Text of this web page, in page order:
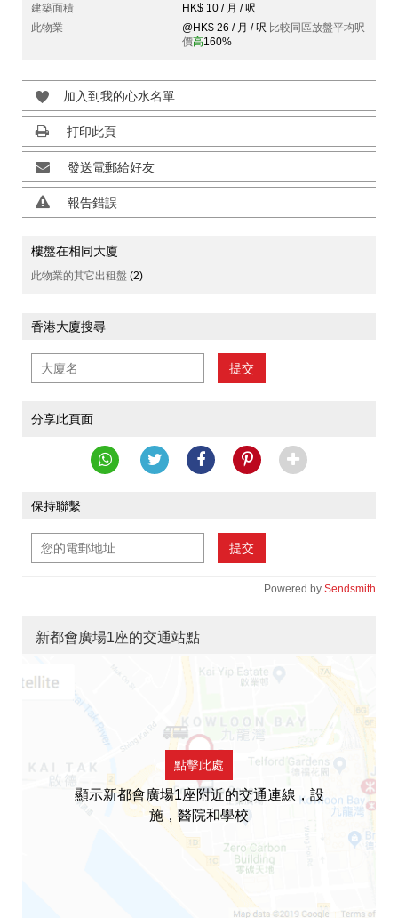
建築面積
HK$ 10 / 月 / 呎
此物業
@HK$ 26 / 月 / 呎 比較同區放盤平均呎
價高160%
加入到我的心水名單
打印此頁
發送電郵給好友
報告錯誤
樓盤在相同大廈
此物業的其它出租盤 (2)
香港大廈搜尋
提交
分享此頁面
保持聯繫
提交
Powered by Sendsmith
新都會廣場1座的交通站點
點擊此處
顯示新都會廣場1座附近的交通連線，設
施，醫院和學校